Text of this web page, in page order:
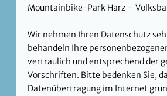
Mountainbike-Park Harz –
Wir nehmen Ihren Datenschutz
behandeln Ihre
vertraulich und entsprechend der
Vorschriften. Bitte bedenken Sie,
Datenübertragung im Internet